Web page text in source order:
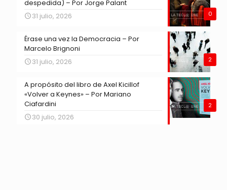
0
despedida) – Por Jorge Palant
31 julio, 2026
2
Érase una vez la Democracia – Por
Marcelo Brignoni
31 julio, 2026
2
A propósito del libro de Axel Kicillof
«Volver a Keynes» – Por Mariano
Ciafardini
30 julio, 2026